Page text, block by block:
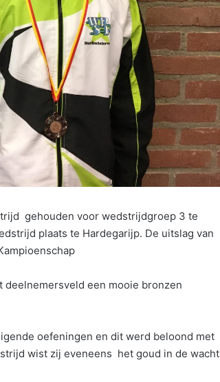
gehouden voor wedstrijdgroep 3 te
plaats te Hardegarijp. De uitslag van
deelnemersveld een mooie bronzen
oefeningen en dit werd beloond met
wist zij eveneens het goud in de wacht